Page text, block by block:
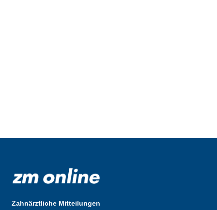
Zahnärztliche Mitteilungen